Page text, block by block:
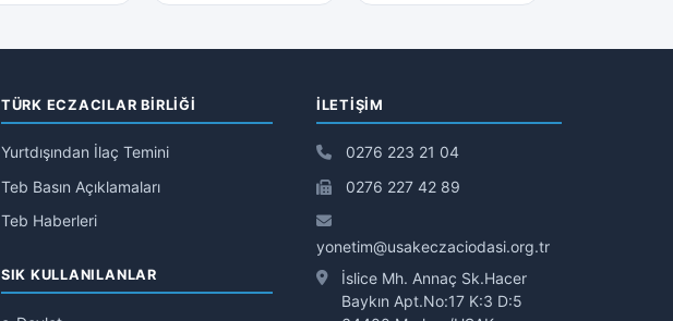
TÜRK ECZACILAR BİRLİĞİ
Yurtdışından İlaç Temini
Teb Basın Açıklamaları
Teb Haberleri
SIK KULLANILANLAR
İLETIŞIM
0276 223 21 04
0276 227 42 89
yonetim@usakeczaciodasi.org.tr
İslice Mh. Annaç Sk.Hacer
Baykın Apt.No:17 K:3 D:5